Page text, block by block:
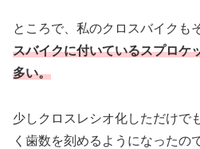
ところで、私のクロスバイクも
スバイクに付いているスプロケ
多い。
少しクロスレシオ化しただけで
く歯数を刻めるようになったの